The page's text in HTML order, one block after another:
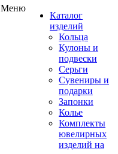
Меню
Каталог
изделий
Кольца
Кулоны и
подвески
Серьги
Сувениры и
подарки
Запонки
Колье
Комплекты
ювелирных
изделий на